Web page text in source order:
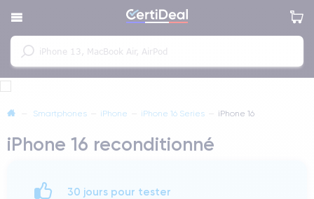
— Smartphones — iPhone — iPhone 16 Series — iPhone 16
iPhone 16 reconditionné
30 jours pour tester